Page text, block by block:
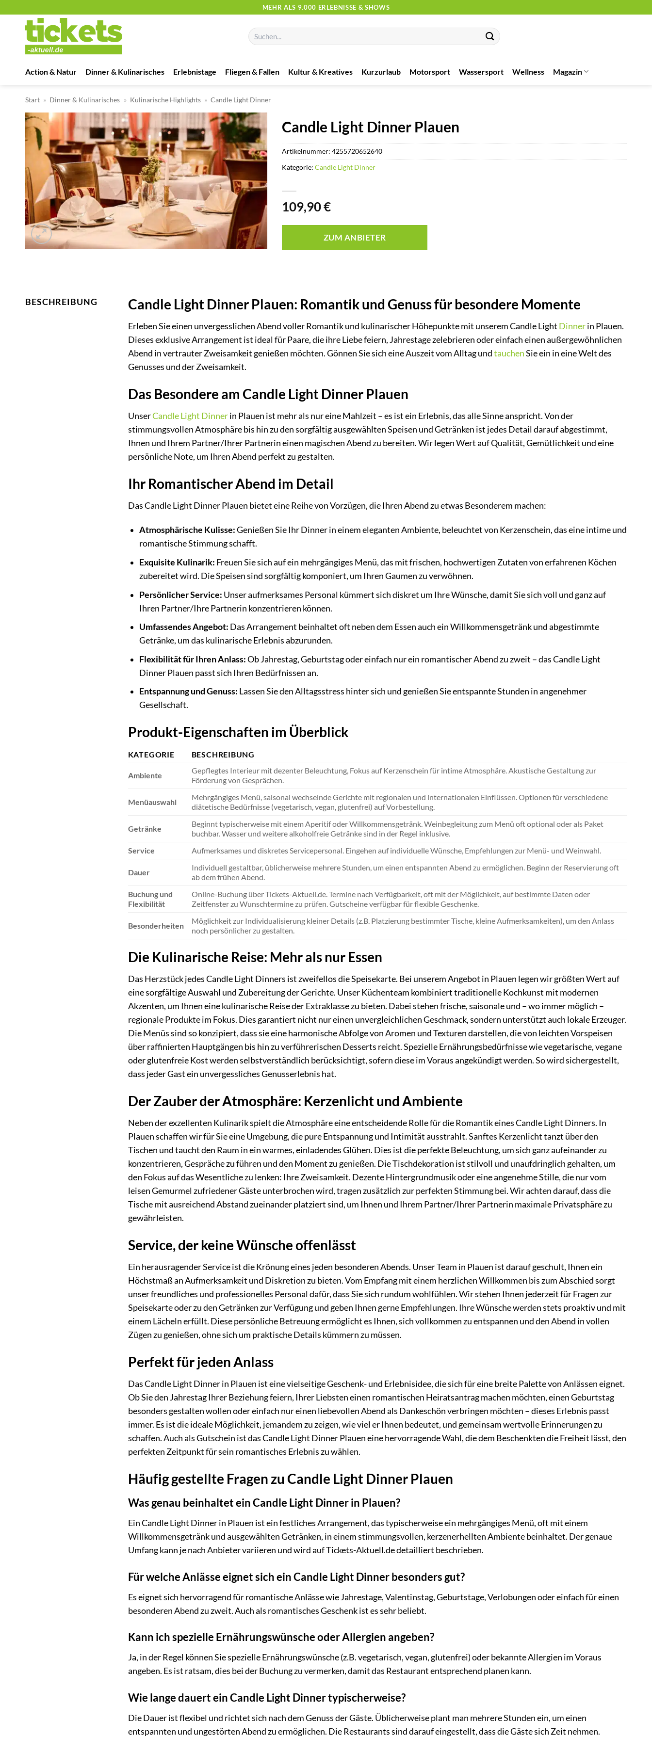
springen
MEHR ALS 9.000 ERLEBNISSE & SHOWS
Suchen
nach:
Action & Natur Dinner & Kulinarisches Erlebnistage Fliegen & Fallen Kultur & Kreatives Kurzurlaub Motorsport Wassersport Wellness Magazin
Start » Dinner & Kulinarisches » Kulinarische Highlights » Candle Light Dinner
Candle Light Dinner Plauen
109,90€
ZUM ANBIETER
Artikelnummer:4255720652640
Kategorie:Candle Light Dinner
BESCHREIBUNG Candle Light Dinner Plauen: Romantik und Genuss für besondere Momente
Erleben Sie einen unvergesslichen Abend voller Romantik und kulinarischer Höhepunkte mit unserem Candle Light Dinnerin Plauen.
Dieses exklusive Arrangement ist ideal für Paare, die ihre Liebe feiern, Jahrestage zelebrieren oder einfach einen außergewöhnlichen
Abend in vertrauter Zweisamkeit genießen möchten. Gönnen Sie sich eine Auszeit vom Alltag undtauchenSie ein in eine Welt des
Genusses und der Zweisamkeit.
Das Besondere am Candle Light Dinner Plauen
UnserCandle Light Dinnerin Plauen ist mehr als nur eine Mahlzeit – es ist ein Erlebnis, das alle Sinne anspricht. Von der
stimmungsvollen Atmosphäre bis hin zu den sorgfältig ausgewählten Speisen und Getränken ist jedes Detail darauf abgestimmt,
Ihnen und Ihrem Partner/Ihrer Partnerin einen magischen Abend zu bereiten. Wir legen Wert auf Qualität, Gemütlichkeit und eine
persönliche Note, um Ihren Abend perfekt zu gestalten.
Ihr Romantischer Abend im Detail
Das Candle Light Dinner Plauen bietet eine Reihe von Vorzügen, die Ihren Abend zu etwas Besonderem machen:
Atmosphärische Kulisse:Genießen Sie Ihr Dinner in einem eleganten Ambiente, beleuchtet von Kerzenschein, das eine intime und
romantische Stimmung schafft.
Exquisite Kulinarik: Freuen Sie sich auf ein mehrgängiges Menü, das mit frischen, hochwertigen Zutaten von erfahrenen Köchen
zubereitet wird. Die Speisen sind sorgfältig komponiert, um Ihren Gaumen zu verwöhnen.
Persönlicher Service: Unser aufmerksames Personal kümmert sich diskret um Ihre Wünsche, damit Sie sich voll und ganz auf
Ihren Partner/Ihre Partnerin konzentrieren können.
Umfassendes Angebot: Das Arrangement beinhaltet oft neben dem Essen auch ein Willkommensgetränk und abgestimmte
Getränke, um das kulinarische Erlebnis abzurunden.
Flexibilität für Ihren Anlass:Ob Jahrestag, Geburtstag oder einfach nur ein romantischer Abend zu zweit – das Candle Light
Dinner Plauen passt sich Ihren Bedürfnissen an.
Entspannung und Genuss: Lassen Sie den Alltagsstress hinter sich und genießen Sie entspannte Stunden in angenehmer
Gesellschaft.
Produkt-Eigenschaften im Überblick
KATEGORIE BESCHREIBUNG
Ambiente
Gepflegtes Interieur mit dezenter Beleuchtung, Fokus auf Kerzenschein für intime Atmosphäre. Akustische Gestaltung zur
Förderung von Gesprächen.
Menüauswahl
Mehrgängiges Menü, saisonal wechselnde Gerichte mit regionalen und internationalen Einflüssen. Optionen für verschiedene
diätetische Bedürfnisse (vegetarisch, vegan, glutenfrei) auf Vorbestellung.
Getränke
Beginnt typischerweise mit einem Aperitif oder Willkommensgetränk. Weinbegleitung zum Menü oft optional oder als Paket
buchbar. Wasser und weitere alkoholfreie Getränke sind in der Regel inklusive.
Service
Aufmerksames und diskretes Servicepersonal. Eingehen auf individuelle Wünsche, Empfehlungen zur Menü- und Weinwahl.
Dauer
Individuell gestaltbar, üblicherweise mehrere Stunden, um einen entspannten Abend zu ermöglichen. Beginn der Reservierung oft
ab dem frühen Abend.
Buchung und
Flexibilität
Online-Buchung über Tickets-Aktuell.de. Termine nach Verfügbarkeit, oft mit der Möglichkeit, auf bestimmte Daten oder
Zeitfenster zu Wunschtermine zu prüfen. Gutscheine verfügbar für flexible Geschenke.
Besonderheiten
Möglichkeit zur Individualisierung kleiner Details (z.B. Platzierung bestimmter Tische, kleine Aufmerksamkeiten), um den Anlass
noch persönlicher zu gestalten.
Die Kulinarische Reise: Mehr als nur Essen
Das Herzstück jedes Candle Light Dinners ist zweifellos die Speisekarte. Bei unserem Angebot in Plauen legen wir größten Wert auf
eine sorgfältige Auswahl und Zubereitung der Gerichte. Unser Küchenteam kombiniert traditionelle Kochkunst mit modernen
Akzenten, um Ihnen eine kulinarische Reise der Extraklasse zu bieten. Dabei stehen frische, saisonale und – wo immer möglich –
regionale Produkte im Fokus. Dies garantiert nicht nur einen unvergleichlichen Geschmack, sondern unterstützt auch lokale Erzeuger.
Die Menüs sind so konzipiert, dass sie eine harmonische Abfolge von Aromen und Texturen darstellen, die von leichten Vorspeisen
über raffinierten Hauptgängen bis hin zu verführerischen Desserts reicht. Spezielle Ernährungsbedürfnisse wie vegetarische, vegane
oder glutenfreie Kost werden selbstverständlich berücksichtigt, sofern diese im Voraus angekündigt werden. So wird sichergestellt,
dass jeder Gast ein unvergessliches Genusserlebnis hat.
Der Zauber der Atmosphäre: Kerzenlicht und Ambiente
Neben der exzellenten Kulinarik spielt die Atmosphäre eine entscheidende Rolle für die Romantik eines Candle Light Dinners. In
Plauen schaffen wir für Sie eine Umgebung, die pure Entspannung und Intimität ausstrahlt. Sanftes Kerzenlicht tanzt über den
Tischen und taucht den Raum in ein warmes, einladendes Glühen. Dies ist die perfekte Beleuchtung, um sich ganz aufeinander zu
konzentrieren, Gespräche zu führen und den Moment zu genießen. Die Tischdekoration ist stilvoll und unaufdringlich gehalten, um
den Fokus auf das Wesentliche zu lenken: Ihre Zweisamkeit. Dezente Hintergrundmusik oder eine angenehme Stille, die nur vom
leisen Gemurmel zufriedener Gäste unterbrochen wird, tragen zusätzlich zur perfekten Stimmung bei. Wir achten darauf, dass die
Tische mit ausreichend Abstand zueinander platziert sind, um Ihnen und Ihrem Partner/Ihrer Partnerin maximale Privatsphäre zu
gewährleisten.
Service, der keine Wünsche offenlässt
Ein herausragender Service ist die Krönung eines jeden besonderen Abends. Unser Team in Plauen ist darauf geschult, Ihnen ein
Höchstmaß an Aufmerksamkeit und Diskretion zu bieten. Vom Empfang mit einem herzlichen Willkommen bis zum Abschied sorgt
unser freundliches und professionelles Personal dafür, dass Sie sich rundum wohlfühlen. Wir stehen Ihnen jederzeit für Fragen zur
Speisekarte oder zu den Getränken zur Verfügung und geben Ihnen gerne Empfehlungen. Ihre Wünsche werden stets proaktiv und mit
einem Lächeln erfüllt. Diese persönliche Betreuung ermöglicht es Ihnen, sich vollkommen zu entspannen und den Abend in vollen
Zügen zu genießen, ohne sich um praktische Details kümmern zu müssen.
Perfekt für jeden Anlass
Das Candle Light Dinner in Plauen ist eine vielseitige Geschenk- und Erlebnisidee, die sich für eine breite Palette von Anlässen eignet.
Ob Sie den Jahrestag Ihrer Beziehung feiern, Ihrer Liebsten einen romantischen Heiratsantrag machen möchten, einen Geburtstag
besonders gestalten wollen oder einfach nur einen liebevollen Abend als Dankeschön verbringen möchten – dieses Erlebnis passt
immer. Es ist die ideale Möglichkeit, jemandem zu zeigen, wie viel er Ihnen bedeutet, und gemeinsam wertvolle Erinnerungen zu
schaffen. Auch als Gutschein ist das Candle Light Dinner Plauen eine hervorragende Wahl, die dem Beschenkten die Freiheit lässt, den
perfekten Zeitpunkt für sein romantisches Erlebnis zu wählen.
Häufig gestellte Fragen zu Candle Light Dinner Plauen
Was genau beinhaltet ein Candle Light Dinner in Plauen?
Ein Candle Light Dinner in Plauen ist ein festliches Arrangement, das typischerweise ein mehrgängiges Menü, oft mit einem
Willkommensgetränk und ausgewählten Getränken, in einem stimmungsvollen, kerzenerhellten Ambiente beinhaltet. Der genaue
Umfang kann je nach Anbieter variieren und wird auf Tickets-Aktuell.de detailliert beschrieben.
Für welche Anlässe eignet sich ein Candle Light Dinner besonders gut?
Es eignet sich hervorragend für romantische Anlässe wie Jahrestage, Valentinstag, Geburtstage, Verlobungen oder einfach für einen
besonderen Abend zu zweit. Auch als romantisches Geschenk ist es sehr beliebt.
Kann ich spezielle Ernährungswünsche oder Allergien angeben?
Ja, in der Regel können Sie spezielle Ernährungswünsche (z.B. vegetarisch, vegan, glutenfrei) oder bekannte Allergien im Voraus
angeben. Es ist ratsam, dies bei der Buchung zu vermerken, damit das Restaurant entsprechend planen kann.
Wie lange dauert ein Candle Light Dinner typischerweise?
Die Dauer ist flexibel und richtet sich nach dem Genuss der Gäste. Üblicherweise plant man mehrere Stunden ein, um einen
entspannten und ungestörten Abend zu ermöglichen. Die Restaurants sind darauf eingestellt, dass die Gäste sich Zeit nehmen.